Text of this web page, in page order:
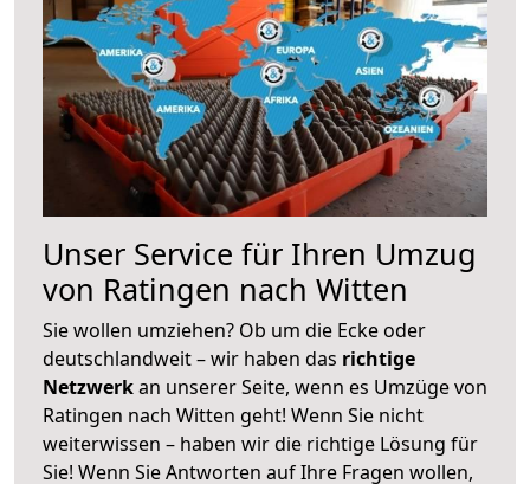
Unser Service für Ihren Umzug
von Ratingen nach Witten
Sie wollen umziehen? Ob um die Ecke oder
deutschlandweit – wir haben das richtige
Netzwerkan unserer Seite, wenn es Umzüge von
Ratingen nach Witten geht! Wenn Sie nicht
weiterwissen – haben wir die richtige Lösung für
Sie! Wenn Sie Antworten auf Ihre Fragen wollen,